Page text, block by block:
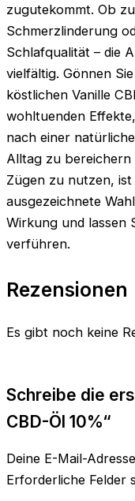
zugutekommt. Ob
Schmerzlinderung
Schlafqualität – die
vielfältig. Gönnen
köstlichen Vanille
wohltuenden
nach einer
Alltag zu bereichern
Zügen zu nutzen, ist
ausgezeichnete
Wirkung und lassen
verführen.
Rezensionen
Es gibt noch keine
Schreibe die
CBD-Öl 10%“
Deine E-Mail-
Erforderliche Felder